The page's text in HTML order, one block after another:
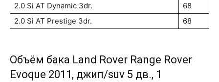
2.0 Si AT Dynamic 3dr.
68
2.0 Si AT Prestige 3dr.
68
Объём бака Land Rover Range Rover
Evoque 2011, джип/suv 5 дв., 1